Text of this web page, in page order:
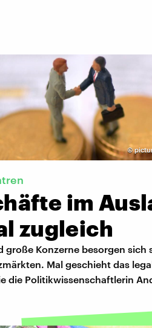
©
im
zugleich
große Konzerne besorgen sich
Mal geschieht das
die Politikwissenschaftlerin